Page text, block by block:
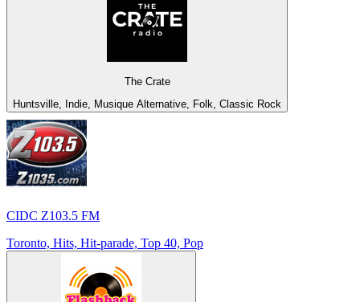
The Crate
Huntsville, Indie, Musique Alternative, Folk, Classic Rock
CIDC Z103.5 FM
Toronto, Hits, Hit-parade, Top 40, Pop